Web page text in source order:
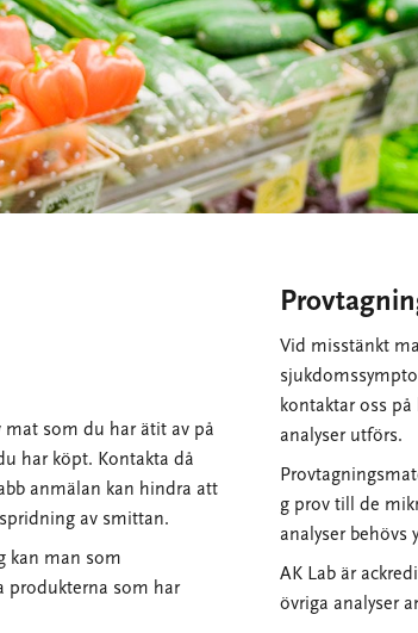
som du har ätit av på
har köpt. Kontakta då
anmälan kan hindra att
av smittan.
kan man som
produkterna som har
Vid misstänkt
kontaktar oss
analyser utförs.
g prov till de
analyser behövs
AK Lab är
övriga analyser